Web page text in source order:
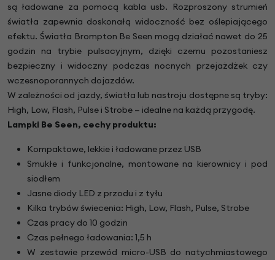
są ładowane za pomocą kabla usb. Rozproszony strumień
światła zapewnia doskonałą widoczność bez oślepiającego
efektu. Światła Brompton Be Seen mogą działać nawet do 25
godzin na trybie pulsacyjnym, dzięki czemu pozostaniesz
bezpieczny i widoczny podczas nocnych przejażdżek czy
wczesnoporannych dojazdów.
W zależności od jazdy, światła lub nastroju dostępne są tryby:
High, Low, Flash, Pulse i Strobe — idealne na każdą przygodę.
Lampki Be Seen, cechy produktu:
Kompaktowe, lekkie i ładowane przez USB
Smukłe i funkcjonalne, montowane na kierownicy i pod
siodłem
Jasne diody LED z przodu i z tyłu
Kilka trybów świecenia: High, Low, Flash, Pulse, Strobe
Czas pracy do 10 godzin
Czas pełnego ładowania: 1,5 h
W zestawie przewód micro-USB do natychmiastowego